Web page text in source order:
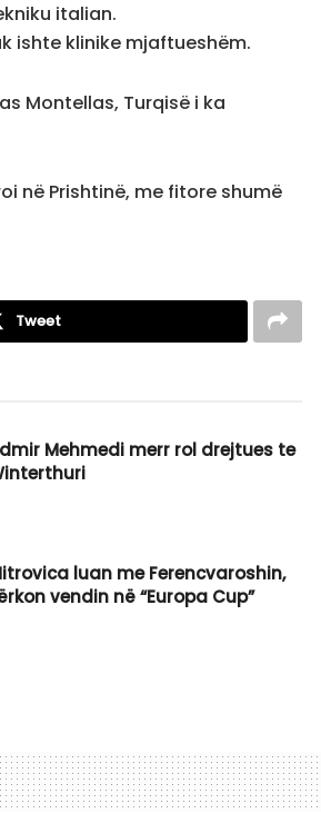
italian.
ishte klinike mjaftueshëm.
Montellas, Turqisë i ka
në Prishtinë, me fitore shumë
Tweet
Mehmedi merr rol drejtues te
luan me Ferencvaroshin,
vendin në “Europa Cup”